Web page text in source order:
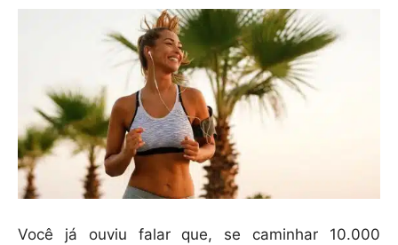
Você já ouviu falar que, se caminhar 10.000